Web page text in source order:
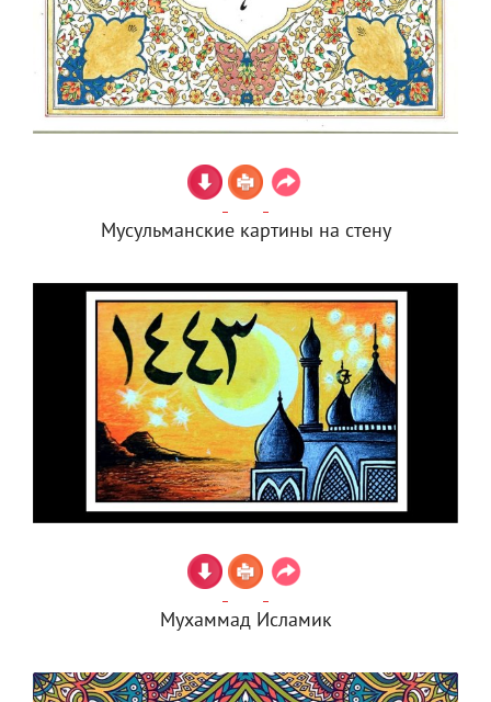
Мусульманские картины на стену
Мухаммад Исламик